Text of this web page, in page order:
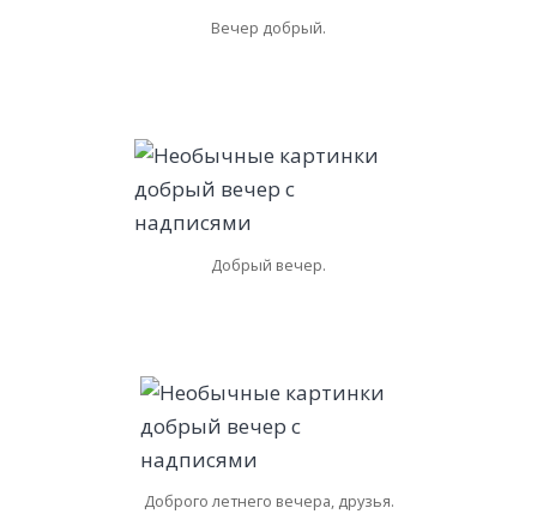
Вечер добрый.
Добрый вечер.
Доброго летнего вечера, друзья.